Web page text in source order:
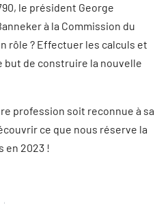
le président George
à la Commission du
rôle ? Effectuer les calculs et
but de construire la nouvelle
profession soit reconnue à sa
ce que nous réserve la
en 2023 !